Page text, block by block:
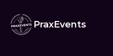
PraxEvents